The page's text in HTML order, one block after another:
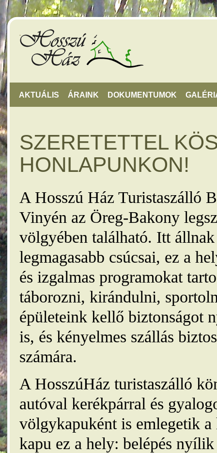
AKTUÁLIS ÁRAINK DOKUMENTUMOK
SZERETETTEL
HONLAPUNKON!
A Hosszú Ház Turistaszálló
Vinyén az Öreg-Bakony
völgyében található. Itt
legmagasabb csúcsai, ez a
és izgalmas programokat
táborozni, kirándulni,
épületeink kellő biztonságot
is, és kényelmes szállás
számára.
A HosszúHáz turistaszálló
autóval kerékpárral és
völgykapuként is emlegetik
kapu ez a hely: belépés